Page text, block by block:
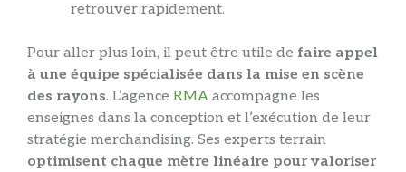
retrouver rapidement.
Pour aller plus loin, il peut être utile de faire appel
à une équipe spécialisée dans la mise en scène
des rayons. L’agence RMA accompagne les
enseignes dans la conception et l’exécution de leur
stratégie merchandising. Ses experts terrain
optimisent chaque mètre linéaire pour valoriser